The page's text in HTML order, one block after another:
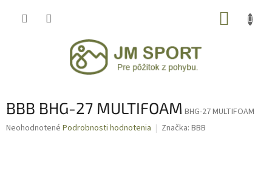
BBB BHG-27 MULTIFOAM BHG-27 MULTIFOAM
Priemerné
Neohodnotené Podrobnosti hodnotenia Značka: BBB